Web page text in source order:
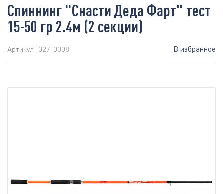
Спиннинг "Снасти Деда Фарт" тест
15-50 гр 2.4м (2 секции)
Артикул: 027-0008 В избранное